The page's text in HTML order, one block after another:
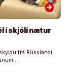
arrow_forward
í skjóli nætur
frá Rússlandi
…